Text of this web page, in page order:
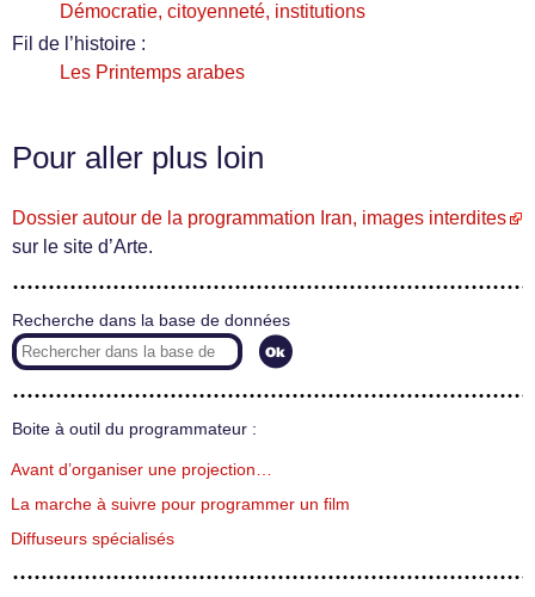
Démocratie, citoyenneté, institutions
Fil de l’histoire :
Les Printemps arabes
Pour aller plus loin
Dossier autour de la programmation Iran, images interdites
sur le site d’Arte.
Recherche dans la base de données
Boite à outil du programmateur :
Avant d’organiser une projection…
La marche à suivre pour programmer un film
Diffuseurs spécialisés